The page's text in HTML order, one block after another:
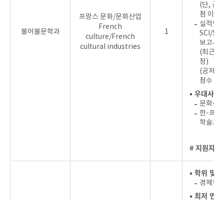
불어불문학과
프랑스 문화/문화산업
French
culture/French
cultural industries
1
(단, 공
점 이상)
실적인
SCI/
보고서
(최근 4
정)
(공저의
점수 x
▪ 우대사항
문화산
한-프랑
학술교
# 지원자
▪ 학위 및
경제학
▪ 최저 연